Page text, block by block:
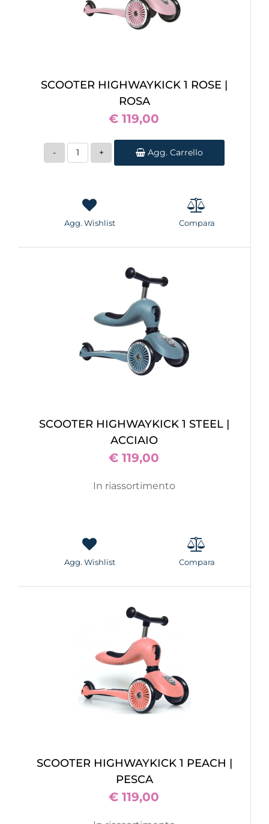
SCOOTER HIGHWAYKICK 1 ROSE |
ROSA
€ 119,00
Quantità
Agg. Carrello
Agg. Wishlist Compara
SCOOTER HIGHWAYKICK 1 STEEL |
ACCIAIO
€ 119,00
In riassortimento
Agg. Wishlist Compara
SCOOTER HIGHWAYKICK 1 PEACH |
PESCA
€ 119,00